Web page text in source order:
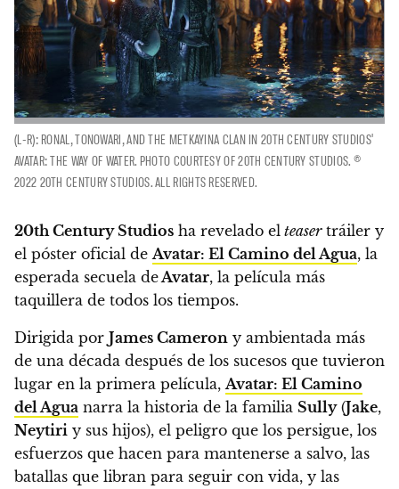
(L-R): RONAL, TONOWARI, AND THE METKAYINA CLAN IN 20TH CENTURY STUDIOS'
AVATAR: THE WAY OF WATER. PHOTO COURTESY OF 20TH CENTURY STUDIOS. ©
2022 20TH CENTURY STUDIOS. ALL RIGHTS RESERVED.
20th Century Studios ha revelado el teasertráiler y
el póster oficial de Avatar: El Camino del Agua, la
esperada secuela de Avatar, la película más
taquillera de todos los tiempos.
Dirigida por James Cameron y ambientada más
de una década después de los sucesos que tuvieron
lugar en la primera película, Avatar: El Camino
del Agua narra la historia de la familia Sully(Jake,
Neytiri y sus hijos), el peligro que los persigue, los
esfuerzos que hacen para mantenerse a salvo, las
batallas que libran para seguir con vida, y las